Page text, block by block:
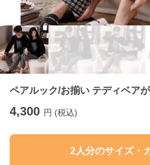
ペアルック/お揃い テディベア
4,300 円 (税込)
2人分のサイズ・